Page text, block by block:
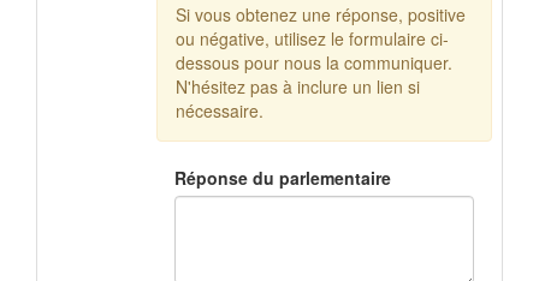
Si vous obtenez une réponse, positive
ou négative, utilisez le formulaire ci-
dessous pour nous la communiquer.
N'hésitez pas à inclure un lien si
nécessaire.
Réponse du parlementaire